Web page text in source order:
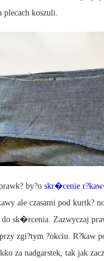
plecach koszuli.
by?o skr�cenie
ale czasami pod kurtk?
sk�rcenia. Zazwyczaj
zgi?tym ?okciu. R?kaw
za nadgarstek, tak jak